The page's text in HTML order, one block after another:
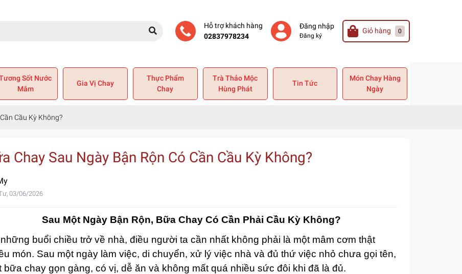
Hỗ trợ khách hàng
02837978234
Đăng nhập
Đăng ký
Giỏ hàng 0
Sốt Nước
Mắm
Gia Vị Chay
Thực Phẩm
Chay
Trà Thảo Mộc
Hùng Phát
Tin Tức
Món Chay Hàng
Ngày
Cầu Kỳ Không?
Chay Sau Ngày Bận Rộn Có Cần Cầu Kỳ Không?
03/06/2026
Sau Một Ngày Bận Rộn, Bữa Chay Có Cần Phải Cầu Kỳ Không?
buổi chiều trở về nhà, điều người ta cần nhất không phải là một mâm cơm thật
món. Sau một ngày làm việc, di chuyển, xử lý việc nhà và đủ thứ việc nhỏ chưa gọi tên,
bữa chay gọn gàng, có vị, dễ ăn và không mất quá nhiều sức đôi khi đã là đủ.